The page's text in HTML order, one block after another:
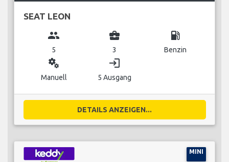
SEAT LEON
group
5
business_center
3
local_gas_station
Benzin
miscellaneous_services
Manuell
login
5 Ausgang
DETAILS ANZEIGEN...
MINI